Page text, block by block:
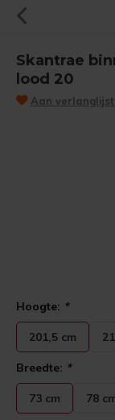
Skantrae
lood 20
Aan
Hoogte: *
201,5 cm
Breedte: *
73 cm 78